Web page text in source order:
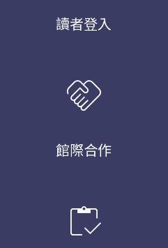
讀者登入
handshake
館際合作
inventory